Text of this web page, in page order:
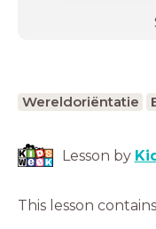
Wereldoriëntatie
Lesson by
This lesson contains